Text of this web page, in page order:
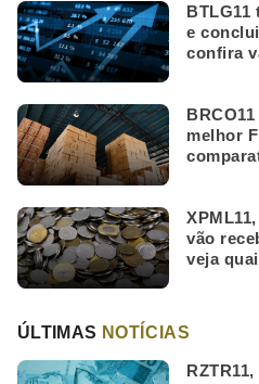
BTLG11
e
confira
melhor
vão
veja
ÚLTIMAS NOTÍCIAS